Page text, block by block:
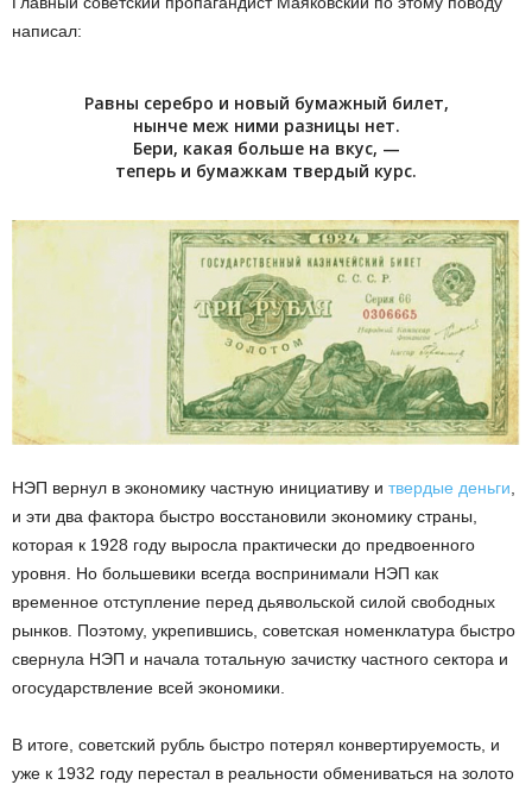
написал:
Равны серебро и новый бумажный билет,
нынче меж ними разницы нет.
Бери, какая больше на вкус, —
теперь и бумажкам твердый курс.
НЭП вернул в экономику частную инициативу и твердые деньги,
и эти два фактора быстро восстановили экономику страны,
которая к 1928 году выросла практически до предвоенного
уровня. Но большевики всегда воспринимали НЭП как
временное отступление перед дьявольской силой свободных
рынков. Поэтому, укрепившись, советская номенклатура быстро
свернула НЭП и начала тотальную зачистку частного сектора и
огосударствление всей экономики.
В итоге, советский рубль быстро потерял конвертируемость, и
уже к 1932 году перестал в реальности обмениваться на золото